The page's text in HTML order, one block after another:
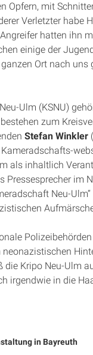
Opfern, mit
Verletzter habe
hatten ihn
einige der
Ort nach uns
Ulm (KSNU)
zum
Stefan Winkler
als inhaltlich
Pressesprecher im
Neu-
die Kripo Neu-Ulm
irgendwie in die
in Bayreuth